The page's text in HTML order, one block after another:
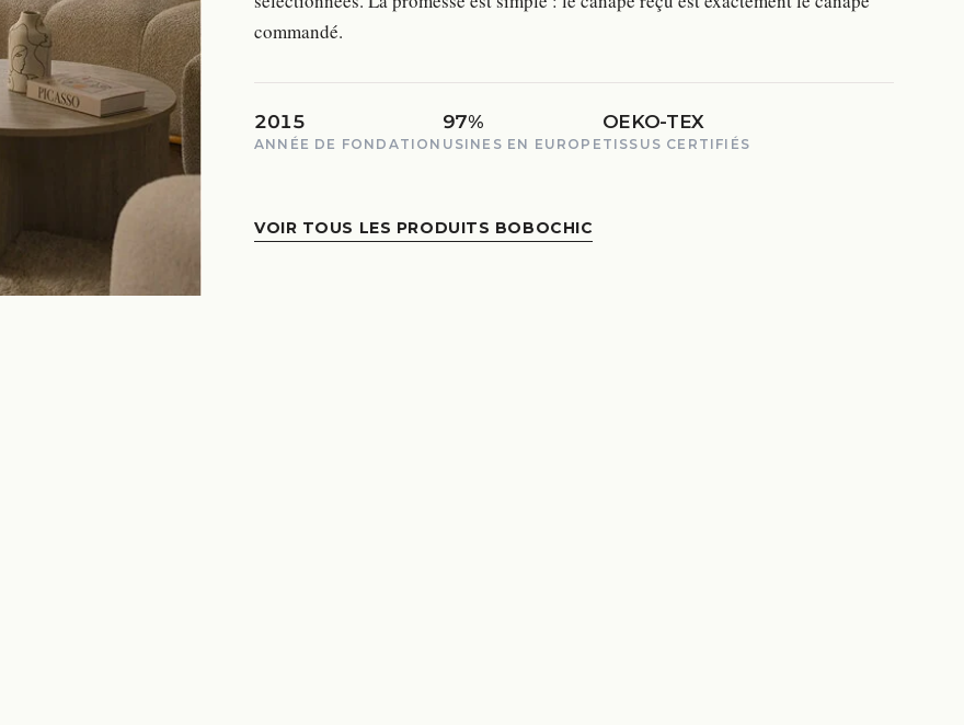
commandé.
2015
ANNÉE DE FONDATION
97%
USINES EN EUROPE
OEKO-TEX
TISSUS CERTIFIÉS
VOIR TOUS LES PRODUITS BOBOCHIC